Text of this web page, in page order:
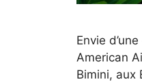
Envie
American
Bimini, aux